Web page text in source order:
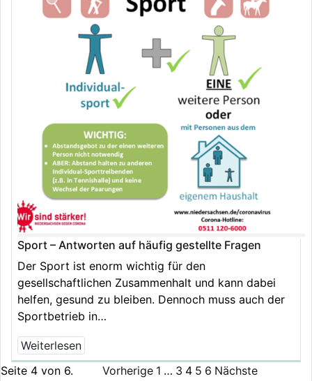
Sport – Antworten auf häufig gestellte Fragen
Der Sport ist enorm wichtig für den
gesellschaftlichen Zusammenhalt und kann dabei
helfen, gesund zu bleiben. Dennoch muss auch der
Sportbetrieb in…
Weiterlesen
Seite 4 von 6.
Vorherige 1 … 3 4 5 6 Nächste